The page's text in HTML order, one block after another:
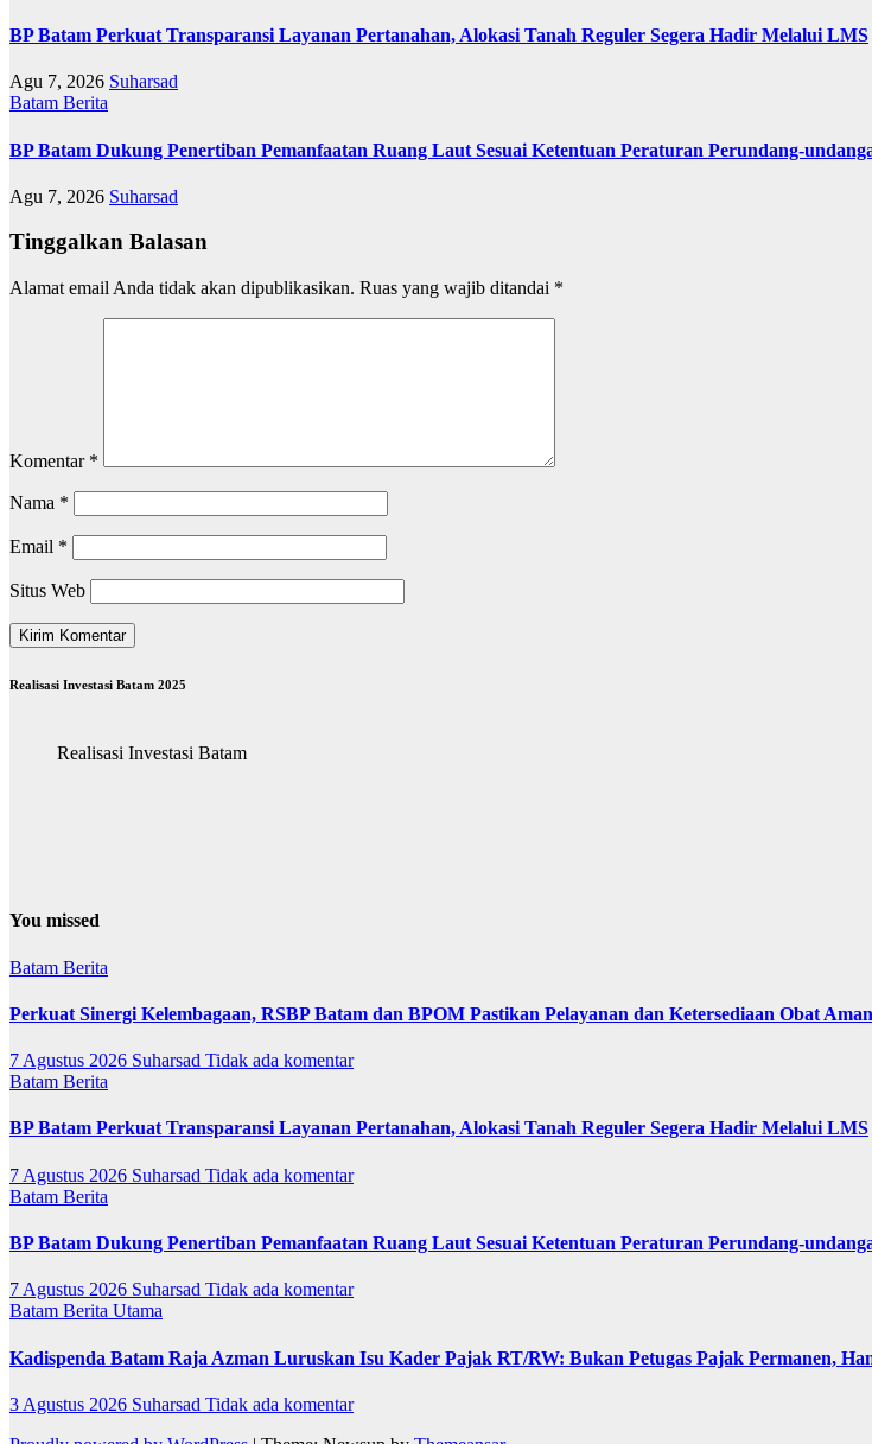
BP Batam Perkuat Transparansi Layanan Pertanahan, Alokasi Tanah Reguler Segera Hadir Melalui LMS
Agu 7, 2026 Suharsad
Batam Berita
BP Batam Dukung Penertiban Pemanfaatan Ruang Laut Sesuai Ketentuan Peraturan Perundang-
Agu 7, 2026 Suharsad
Tinggalkan Balasan
Alamat email Anda tidak akan dipublikasikan. Ruas yang wajib ditandai *
Komentar *
Nama *
Email *
Situs Web
Realisasi Investasi Batam 2025
Realisasi Investasi Batam
You missed
Batam Berita
Perkuat Sinergi Kelembagaan, RSBP Batam dan BPOM Pastikan Pelayanan dan Ketersediaan Obat Aman
7 Agustus 2026 Suharsad Tidak ada komentar
Batam Berita
BP Batam Perkuat Transparansi Layanan Pertanahan, Alokasi Tanah Reguler Segera Hadir Melalui LMS
7 Agustus 2026 Suharsad Tidak ada komentar
Batam Berita
BP Batam Dukung Penertiban Pemanfaatan Ruang Laut Sesuai Ketentuan Peraturan Perundang-
7 Agustus 2026 Suharsad Tidak ada komentar
Batam Berita Utama
Kadispenda Batam Raja Azman Luruskan Isu Kader Pajak RT/RW: Bukan Petugas Pajak Permanen,
3 Agustus 2026 Suharsad Tidak ada komentar